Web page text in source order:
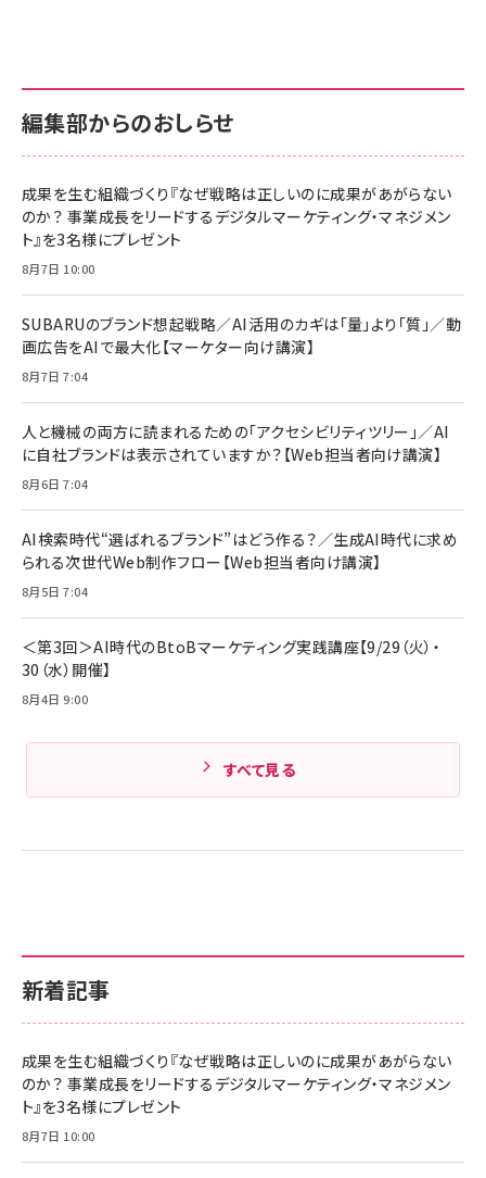
￥880
anan(アンアン)2026/06/24号 No.2500増
刊 スペシャルエディション[王道エンタメの矜
￥1,100
anan(アンアン)2026/07/08号 No.2502[2026
￥880
ママ投資家が育休中に１億貯めた株式投資
組織の成果を最大化する ルールのデザイン
￥1,980
Amazonランキングをもっと見る
内サポート正規品 メーカー保証5年
KLMEA128G
NIMASO ガラスフィルム iPhone 17 用 保護
止 貼りやすい ガイド枠付き いPhone17 (6.3
インチ) 対応 2枚セット DSP25F1698
￥1,599
￥6,980
全ワイヤレスイヤホン/アクティブノイズキャンセリ
技術基準適合】ブラック
￥5,990
ケーブル Anker絡まないケーブル 240W 結束バン
ド付き USB PD対応 シリコン素材採用 iPhone
17 / 16 / 15 / Galaxy iPad Pro MacBook
Pro/Air 各種対応 (1.8m ミッドナイトブラック)
￥1,890
内サポート正規品 メーカー保証5年
KLMEA128G
Amazon eギフトカード - Amazonロゴ - ク
￥5,000
Anker PowerLine III Flow USB-C & USB-C
Pro/Air 各種対応 (1.8m ミッドナイトブラック)
￥1,890
サッポロ 生ビール 黒ラベル 350ml 缶 24本 ビー
ル ケース買い【6/30応募〆切! 黒ラベルビヤセラー
￥4,857
新着記事
成果を生む組織づくり『なぜ戦略は正しいのに成果があがらない
のか？ 事業成長をリードするデジタルマーケティング・マネジメン
ト』を3名様にプレゼント
8月7日 10:00
編集部からのおしらせ
成果を生む組織づくり『なぜ戦略は正しいのに成果があがらない
のか？ 事業成長をリードするデジタルマーケティング・マネジメン
ト』を3名様にプレゼント
8月7日 10:00
SUBARUのブランド想起戦略／AI活用のカギは「量」より「質」／動
画広告をAIで最大化【マーケター向け講演】
8月7日 7:04
人と機械の両方に読まれるための「アクセシビリティツリー」／AI
に自社ブランドは表示されていますか？【Web担当者向け講演】
8月6日 7:04
AI検索時代“選ばれるブランド”はどう作る？／生成AI時代に求め
られる次世代Web制作フロー【Web担当者向け講演】
8月5日 7:04
＜第3回＞AI時代のBtoBマーケティング実践講座【9/29（火）・
30（水）開催】
8月4日 9:00
すべて見る